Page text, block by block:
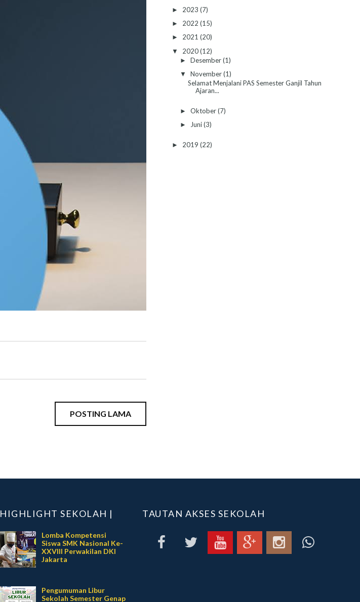
POSTING LAMA
► 2023 (7)
► 2022 (15)
► 2021 (20)
▼ 2020(12)
► Desember(1)
▼ November(1)
Selamat Menjalani PAS Semester Ganjil Tahun
Ajaran...
► Oktober(7)
► Juni(3)
► 2019 (22)
HIGHLIGHT SEKOLAH |
Lomba Kompetensi
Siswa SMK Nasional Ke-
XXVIII Perwakilan DKI
Jakarta
Pengumuman Libur
Sekolah Semester Genap
TAUTAN AKSES SEKOLAH